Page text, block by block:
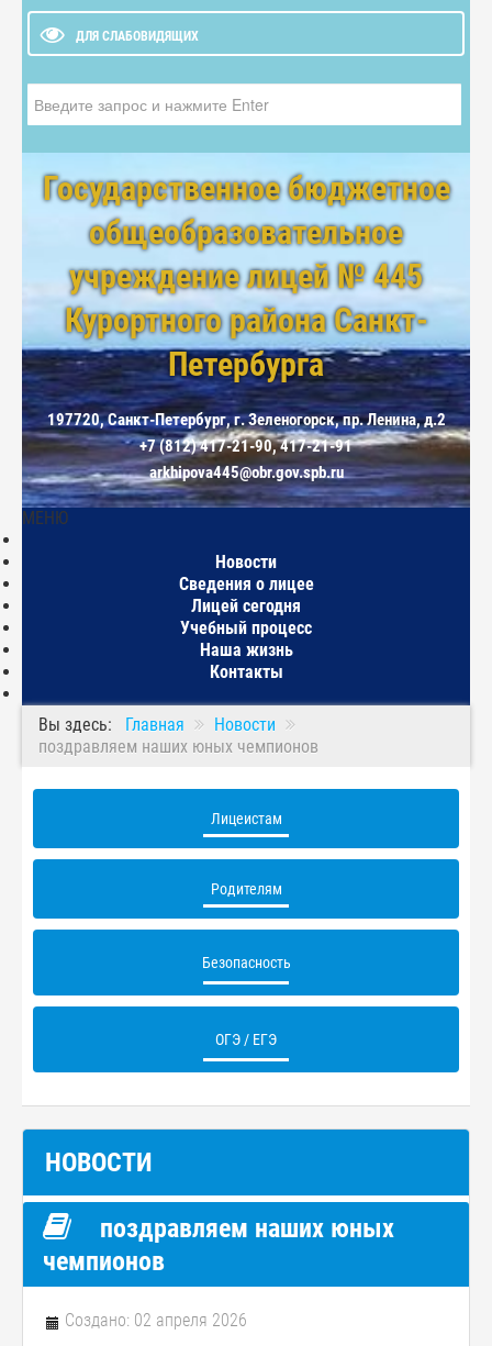
ДЛЯ СЛАБОВИДЯЩИХ
Государственное бюджетное
общеобразовательное
учреждение лицей № 445
Курортного района Санкт-
Петербурга
197720, Санкт-Петербург, г. Зеленогорск, пр. Ленина, д.2
+7 (812) 417-21-90, 417-21-91
arkhipova445@obr.gov.spb.ru
МЕНЮ
Новости
Сведения о лицее
Лицей сегодня
Учебный процесс
Наша жизнь
Контакты
Вы здесь: Главная
Новости
поздравляем наших юных чемпионов
Лицеистам
Родителям
Безопасность
ОГЭ / ЕГЭ
НОВОСТИ
поздравляем наших юных
чемпионов
Создано: 02 апреля 2026